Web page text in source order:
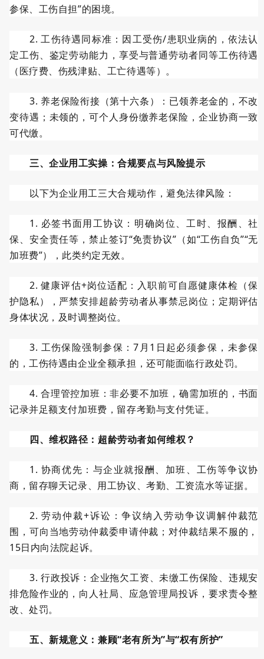
参保、工伤自担”的困境。
2.工伤待遇同标准：因工受伤/患职业病的，依法认
定工伤、鉴定劳动能力，享受与普通劳动者同等工伤待遇
（医疗费、伤残津贴、工亡待遇等）。
3. 养老保险衔接（第十六条）：已领养老金的，不改
变待遇；未领的，可个人身份缴养老保险，企业协商一致
可代缴。
三、企业用工实操：合规要点与风险提示
以下为企业用工三大合规动作，避免法律风险：
1. 必签书面用工协议：明确岗位、工时、报酬、社
保、安全责任等，禁止签订“免责协议”（如“工伤自负”“无
加班费”），此类约定无效。
2.健康评估+岗位适配：入职前可自愿健康体检（保
护隐私），严禁安排超龄劳动者从事禁忌岗位；定期评估
身体状况，及时调整岗位。
3. 工伤保险强制参保：7月 1 日起必须参保，未参保
的，工伤待遇由企业全额承担，还可能面临行政处罚。
4. 合理管控加班：非必要不加班，确需加班的，书面
记录并足额支付加班费，留存考勤与支付凭证。
四、维权路径：超龄劳动者如何维权？
1. 协商优先：与企业就报酬、加班、工伤等争议协
商，留存聊天记录、用工协议、考勤、工资流水等证据。
2.劳动仲裁+诉讼：争议纳入劳动争议调解仲裁范
围，可向当地劳动仲裁委申请仲裁；对仲裁结果不服的，
15日内向法院起诉。
3. 行政投诉：企业拖欠工资、未缴工伤保险、违规安
排危险作业的，向人社局、应急管理局投诉，要求责令整
改、处罚。
五、新规意义：兼顾“老有所为”与“权有所护”